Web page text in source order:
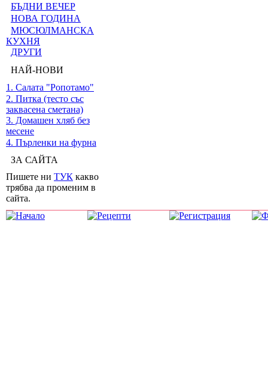
БЪДНИ ВЕЧЕР
НОВА ГОДИНА
МЮСЮЛМАНСКА
КУХНЯ
ДРУГИ
НАЙ-НОВИ
1. Салата "Ропотамо"
2. Питка (тесто със
заквасена сметана)
3. Домашен хляб без
месене
4. Пърленки на фурна
ЗА САЙТА
Пишете ни ТУК какво
трябва да променим в
сайта.